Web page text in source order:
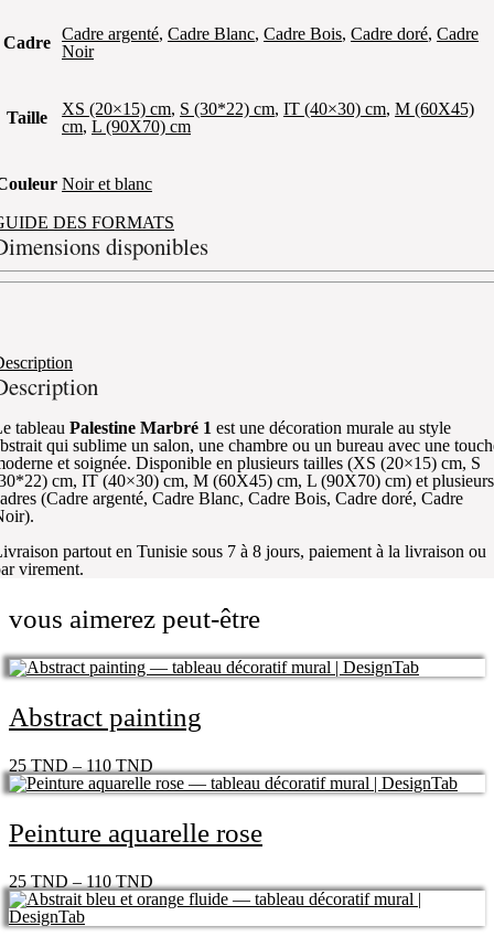
Cadre Cadre argenté, Cadre Blanc, Cadre Bois, Cadre doré, Cadre
Noir
Taille XS (20×15) cm, S (30*22) cm, IT (40×30) cm, M (60X45)
cm, L (90X70) cm
Noir et blanc
DES FORMATS
disponibles
tableau Palestine Marbré 1 est une décoration murale au style
qui sublime un salon, une chambre ou un bureau avec une
et soignée. Disponible en plusieurs tailles (XS (20×15) cm, S
cm, IT (40×30) cm, M (60X45) cm, L (90X70) cm) et plusieurs
(Cadre argenté, Cadre Blanc, Cadre Bois, Cadre doré, Cadre
partout en Tunisie sous 7 à 8 jours, paiement à la livraison ou
virement.
vous aimerez peut-être
Abstract painting
25TND–110TND
Peinture aquarelle rose
25TND–110TND